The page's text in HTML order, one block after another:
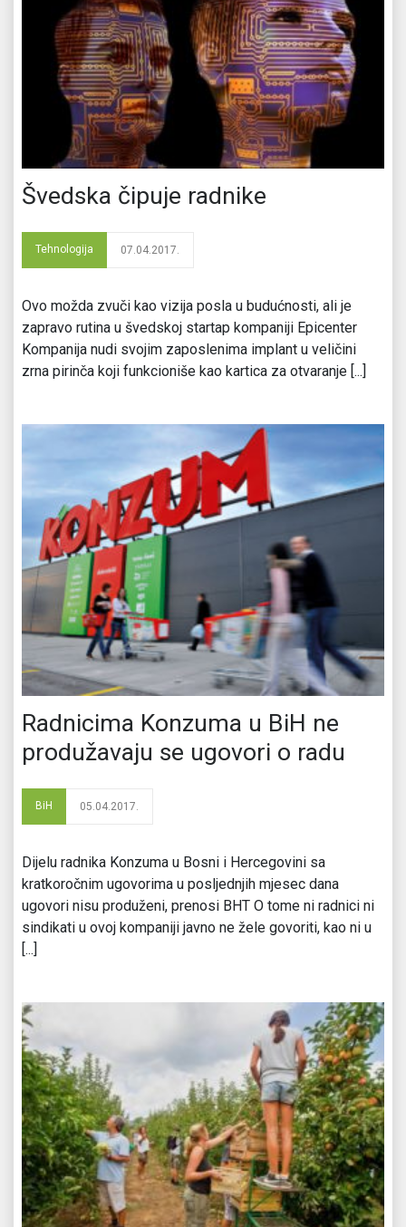
Švedska čipuje radnike
Tehnologija 07.04.2017.
Ovo možda zvuči kao vizija posla u budućnosti, ali je
zapravo rutina u švedskoj startap kompaniji Epicenter
Kompanija nudi svojim zaposlenima implant u veličini
zrna pirinča koji funkcioniše kao kartica za otvaranje [...]
Radnicima Konzuma u BiH ne
produžavaju se ugovori o radu
BiH 05.04.2017.
Dijelu radnika Konzuma u Bosni i Hercegovini sa
kratkoročnim ugovorima u posljednjih mjesec dana
ugovori nisu produženi, prenosi BHT O tome ni radnici ni
sindikati u ovoj kompaniji javno ne žele govoriti, kao ni u
[...]